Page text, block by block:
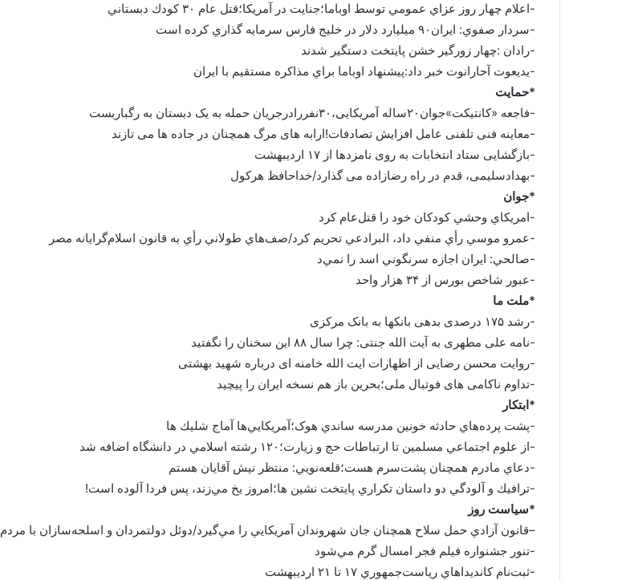
-اعلام چهار روز عزاي عمومي توسط اوباما؛جنايت در آمريكا؛قتل عام ۳۰ كودك دبستاني
-سردار صفوي: ايران۹۰ ميليارد دلار در خليج فارس سرمايه گذاري كرده است
-رادان :چهار زورگير خشن پايتخت دستگير شدند
-يديعوت آحارانوت خبر داد:پيشنهاد اوباما براي مذاکره مستقيم با ايران
*حمایت
-فاجعه «کانتیکت»جوان۲۰ساله آمریکایی،۳۰نفررادرجریان حمله به یک دبستان به رگباربست
-معاینه فنی تلفنی عامل افزایش تصادفات!ارابه های مرگ همچنان در جاده ها می تازند
-بازگشایی ستاد انتخابات به روی نامزدها از ۱۷ اردیبهشت
-بهدادسلیمی، قدم در راه رضازاده می گذارد/خداحافظ هرکول
*جوان
-امريكاي وحشي كودكان خود را قتل‌عام كرد
-عمرو موسي رأي منفي داد، البرادعي تحريم كرد/صف‌هاي طولاني رأي به قانون اسلام‌گرايانه مصر
-صالحي: ايران اجازه سرنگوني اسد را نمي‌د
-عبور شاخص بورس از ۳۴ هزار واحد
*ملت ما
-رشد ۱۷۵ درصدی بدهی بانکها به بانک مرکزی
-نامه علی مطهری به آیت الله جنتی: چرا سال ۸۸ این سخنان را نگفتید
-روایت محسن رضایی از اظهارات ایت الله خامنه ای درباره شهید بهشتی
-تداوم ناکامی های فوتبال ملی؛بحرین باز هم نسخه ایران را پیچید
*ابتکار
-پشت پرده‌هاي حادثه خونين مدرسه ساندي هوک؛آمريکايي‌ها آماج شليك ها
-از علوم اجتماعي مسلمين تا ارتباطات حج و زيارت؛۱۲۰ رشته اسلامي در دانشگاه اضافه شد
-دعاي مادرم همچنان پشت‌سرم هست؛قلعه‌نويي: منتظر نيش آقايان هستم
-ترافيك و آلودگي دو داستان تكراري پايتخت نشين ها؛امروز يخ مي‌زند، پس فردا آلوده است!
*سیاست روز
–قانون آزادي حمل سلاح همچنان جان شهروندان آمريكايي را مي‌گيرد/دوئل دولتمردان و اسلحه‌سازان با مردم
-تنور جشنواره فیلم فجر امسال گرم مي‌شود
-ثبت‌نام کانديداهاي رياست‌جمهوري ۱۷ تا ۲۱ ارديبهشت